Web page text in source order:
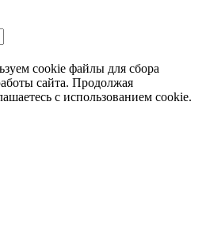
cookie файлы для сбора
сайта. Продолжая
с использованием cookie.